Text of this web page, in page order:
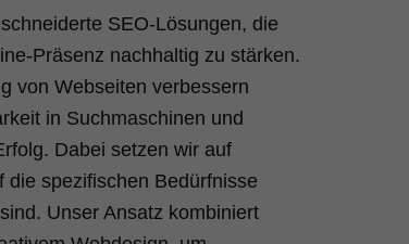
SEO-Lösungen, die
Präsenz nachhaltig zu stärken.
von Webseiten verbessern
in Suchmaschinen und
Dabei setzen wir auf
die spezifischen Bedürfnisse
Unser Ansatz kombiniert